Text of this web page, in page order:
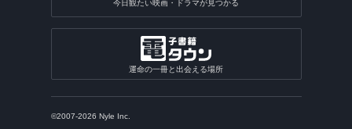
今日観たい映画・ドラマが見つかる
運命の一冊と出会える場所
©2007-2026 Nyle Inc.